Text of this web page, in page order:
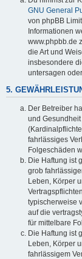
GNU General
von phpBB
Informationen
www.phpbb.de
die Art und
insbesondere
untersagen
5.
Der Betreiber
und
fahrlässiges
Folgeschäden
Die Haftung ist
grob
Leben, Körper
typischerweise
auf die
für mittelbare
Die Haftung ist
Leben, Körper
fahrlässigem